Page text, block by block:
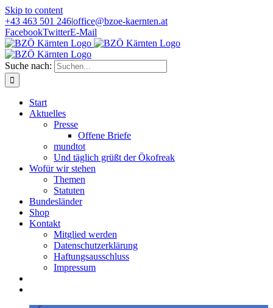
Skip to content
+43 463 501 246|office@bzoe-kaernten.at
FacebookTwitterE-Mail
Suche nach:
Start
Aktuelles
Presse
Offene Briefe
mundtot
Und täglich grüßt der Ökofreak
Wofür wir stehen
Themen
Statuten
Bundesländer
Shop
Kontakt
Mitglied werden
Datenschutzerklärung
Haftungsausschluss
Impressum